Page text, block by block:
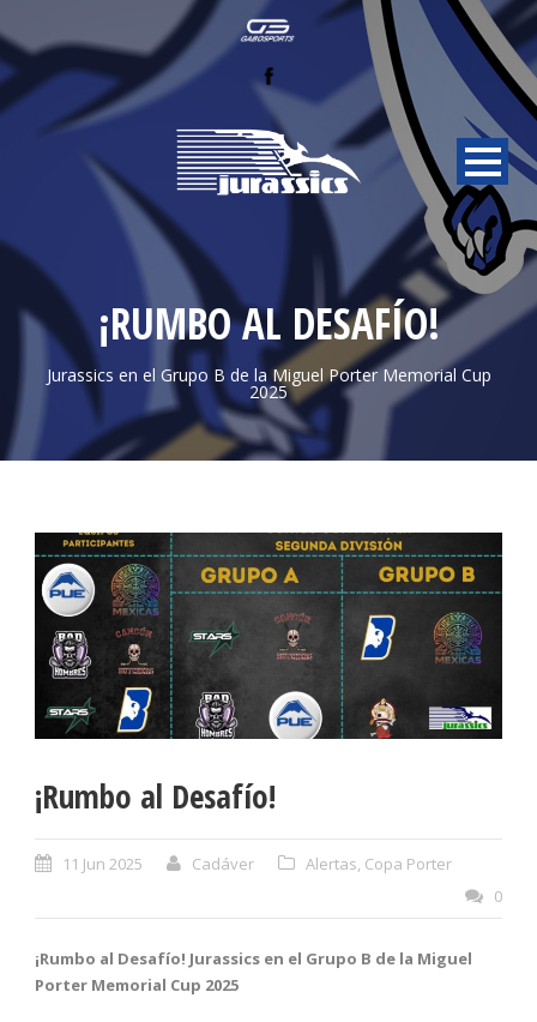
¡RUMBO AL DESAFÍO!
Jurassics en el Grupo B de la Miguel Porter Memorial Cup
2025
¡Rumbo al Desafío!
11 Jun 2025 Cadáver Alertas, Copa Porter
0
¡Rumbo al Desafío! Jurassics en el Grupo B de la Miguel
Porter Memorial Cup 2025